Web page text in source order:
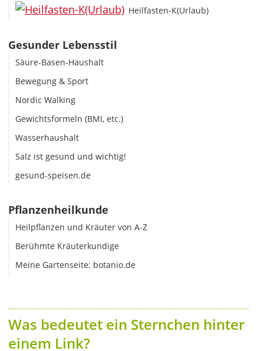
Heilfasten-K(Urlaub)
Gesunder Lebensstil
Säure-Basen-Haushalt
Bewegung & Sport
Nordic Walking
Gewichtsformeln (BMI, etc.)
Wasserhaushalt
Salz ist gesund und wichtig!
gesund-speisen.de
Pflanzenheilkunde
Heilpflanzen und Kräuter von A-Z
Berühmte Kräuterkundige
Meine Gartenseite: botanio.de
Was bedeutet ein Sternchen hinter
einem Link?